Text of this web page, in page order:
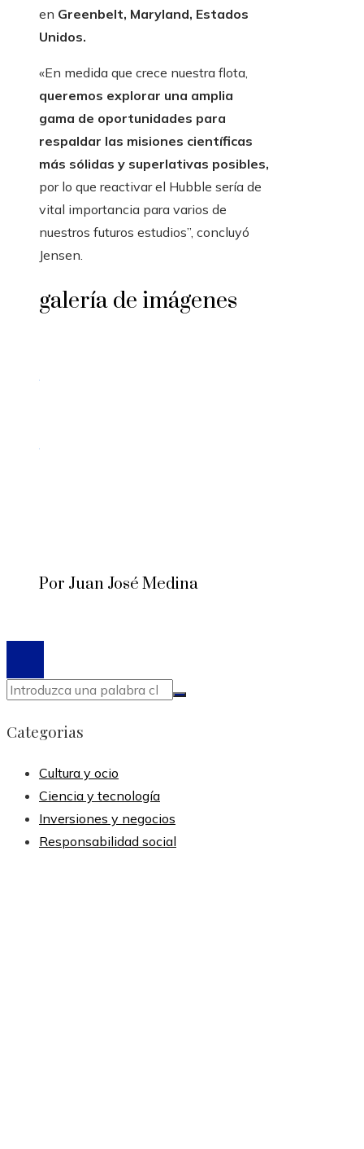
en Greenbelt, Maryland, Estados
Unidos.
«En medida que crece nuestra flota,
queremos explorar una amplia
gama de oportunidades para
respaldar las misiones científicas
más sólidas y superlativas posibles,
por lo que reactivar el Hubble sería de
vital importancia para varios de
nuestros futuros estudios”, concluyó
Jensen.
galería de imágenes
Por Juan José Medina
Categorias
Cultura y ocio
Ciencia y tecnología
Inversiones y negocios
Responsabilidad social